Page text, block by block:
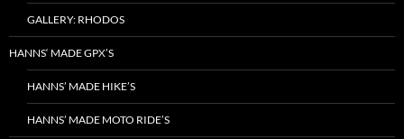
GALLERY: RHODOS
HANNS‘ MADE GPX’S
HANNS’ MADE HIKE’S
HANNS’ MADE MOTO RIDE’S